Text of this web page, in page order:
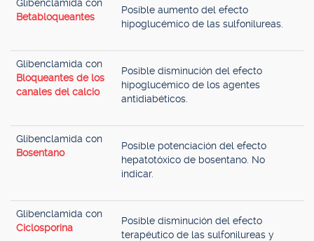
Glibenclamida con
Betabloqueantes
Posible aumento del efecto
hipoglucémico de las sulfonilureas.
Glibenclamida con
Bloqueantes de los
canales del calcio
Posible disminución del efecto
hipoglucémico de los agentes
antidiabéticos.
Glibenclamida con
Bosentano
Posible potenciación del efecto
hepatotóxico de bosentano. No
indicar.
Glibenclamida con
Ciclosporina
Posible disminución del efecto
terapéutico de las sulfonilureas y